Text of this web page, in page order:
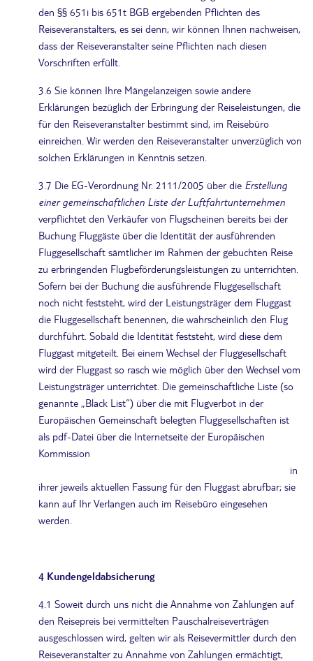
den §§ 651i bis 651t BGB ergebenden Pflichten des
Reiseveranstalters, es sei denn, wir können Ihnen nachweisen,
dass der Reiseveranstalter seine Pflichten nach diesen
Vorschriften erfüllt.
3.6 Sie können Ihre Mängelanzeigen sowie andere
Erklärungen bezüglich der Erbringung der Reiseleistungen, die
für den Reiseveranstalter bestimmt sind, im Reisebüro
einreichen. Wir werden den Reiseveranstalter unverzüglich von
solchen Erklärungen in Kenntnis setzen.
3.7 Die EG-Verordnung Nr. 2111/2005 über die Erstellung
einer gemeinschaftlichen Liste der Luftfahrtunternehmen
verpflichtet den Verkäufer von Flugscheinen bereits bei der
Buchung Fluggäste über die Identität der ausführenden
Fluggesellschaft sämtlicher im Rahmen der gebuchten Reise
zu erbringenden Flugbeförderungsleistungen zu unterrichten.
Sofern bei der Buchung die ausführende Fluggesellschaft
noch nicht feststeht, wird der Leistungsträger dem Fluggast
die Fluggesellschaft benennen, die wahrscheinlich den Flug
durchführt. Sobald die Identität feststeht, wird diese dem
Fluggast mitgeteilt. Bei einem Wechsel der Fluggesellschaft
wird der Fluggast so rasch wie möglich über den Wechsel vom
Leistungsträger unterrichtet. Die gemeinschaftliche Liste (so
genannte „Black List“) über die mit Flugverbot in der
Europäischen Gemeinschaft belegten Fluggesellschaften ist
als pdf-Datei über die Internetseite der Europäischen
Kommission
in
ihrer jeweils aktuellen Fassung für den Fluggast abrufbar; sie
kann auf Ihr Verlangen auch im Reisebüro eingesehen
werden.
4 Kundengeldabsicherung
4.1 Soweit durch uns nicht die Annahme von Zahlungen auf
den Reisepreis bei vermittelten Pauschalreiseverträgen
ausgeschlossen wird, gelten wir als Reisevermittler durch den
Reiseveranstalter zu Annahme von Zahlungen ermächtigt,